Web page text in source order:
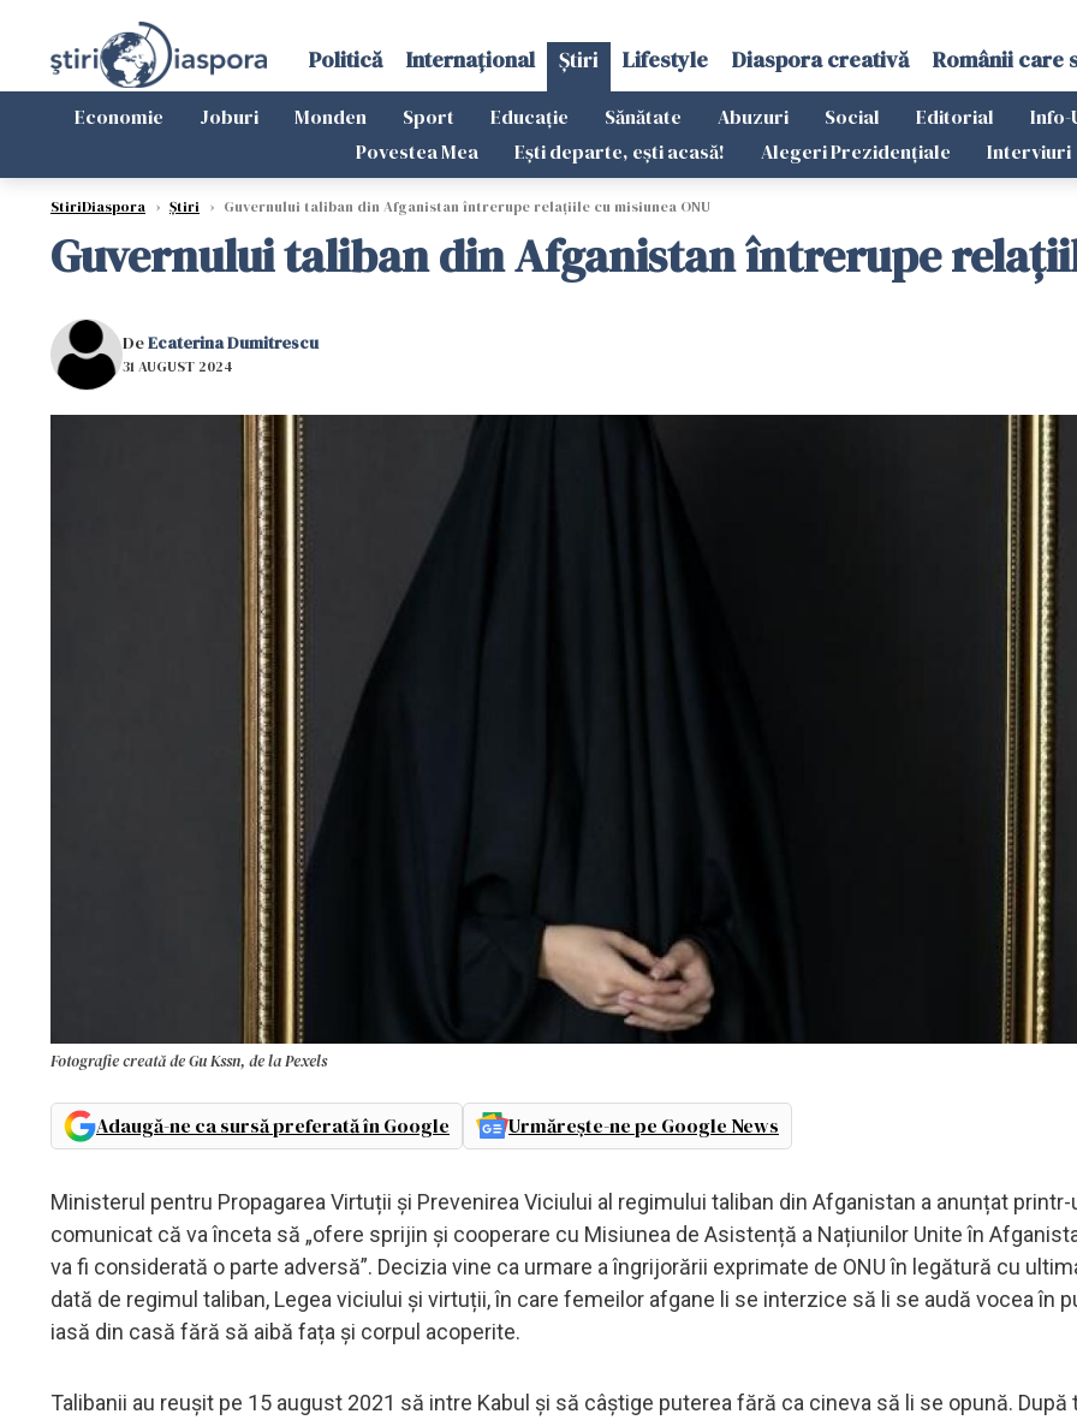
Politică Internațional Știri Lifestyle Diaspora creativă Românii care
Economie Joburi Monden Sport Educație Sănătate Abuzuri Social Editorial Info-
Povestea Mea
Ești departe, ești acasă! Alegeri Prezidențiale Interviuri
StiriDiaspora › Știri › Guvernului taliban din Afganistan întrerupe relațiile cu misiunea ONU
Guvernului taliban din Afganistan întrerupe
DeEcaterina Dumitrescu
31 AUGUST 2024
Fotografie creată de Gu Kssn, de la Pexels
Adaugă-ne ca sursă preferată în Google Urmărește-ne pe Google News
Ministerul pentru Propagarea Virtuții și Prevenirea Viciului al regimului taliban din Afganistan a anunțat printr-
comunicat că va înceta să „ofere sprijin și cooperare cu Misiunea de Asistență a Națiunilor Unite în
va fi considerată o parte adversă”. Decizia vine ca urmare a îngrijorării exprimate de ONU în legătură cu
dată de regimul taliban, Legea viciului și virtuții, în care femeilor afgane li se interzice să li se audă vocea în
iasă din casă fără să aibă fața și corpul acoperite.
Talibanii au reușit pe 15 august 2021 să intre Kabul și să câștige puterea fără ca cineva să li se opună. După